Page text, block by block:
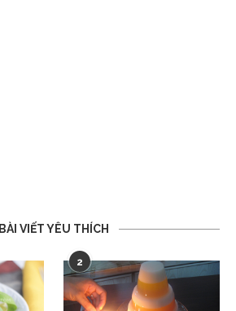
BÀI VIẾT YÊU THÍCH
2